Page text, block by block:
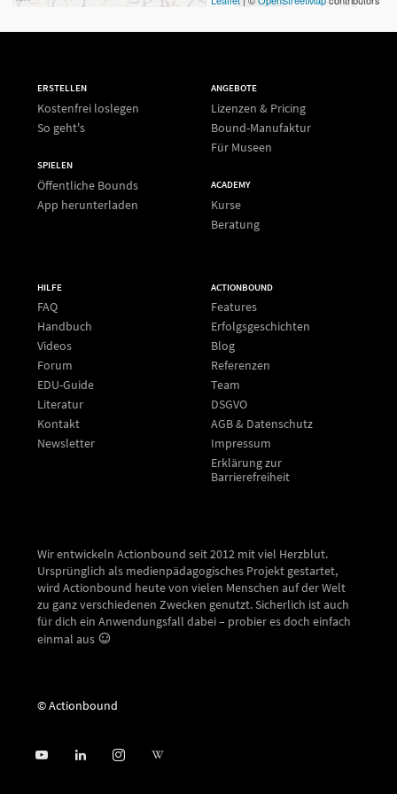
ERSTELLEN
Kostenfrei loslegen
So geht's
SPIELEN
Öffentliche Bounds
App herunterladen
ANGEBOTE
Lizenzen & Pricing
Bound-Manufaktur
Für Museen
ACADEMY
Kurse
Beratung
HILFE
FAQ
Handbuch
Videos
Forum
EDU-Guide
Literatur
Kontakt
Newsletter
ACTIONBOUND
Features
Erfolgsgeschichten
Blog
Referenzen
Team
DSGVO
AGB & Datenschutz
Impressum
Erklärung zur
Barrierefreiheit
Wir entwickeln Actionbound seit 2012 mit viel Herzblut.
Ursprünglich als medienpädagogisches Projekt gestartet,
wird Actionbound heute von vielen Menschen auf der Welt
zu ganz verschiedenen Zwecken genutzt. Sicherlich ist auch
für dich ein Anwendungsfall dabei – probier es doch einfach
einmal aus
© Actionbound